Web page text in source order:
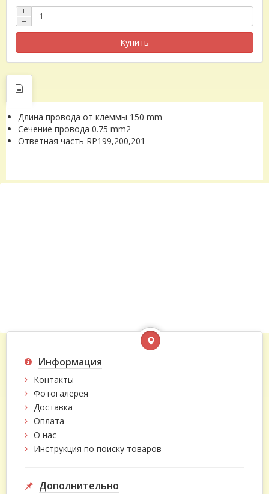
+
−
Купить
Длина провода от клеммы 150 mm
Сечение провода 0.75 mm2
Ответная часть RP199,200,201
Информация
Контакты
Фотогалерея
Доставка
Оплата
О нас
Инструкция по поиску товаров
Дополнительно